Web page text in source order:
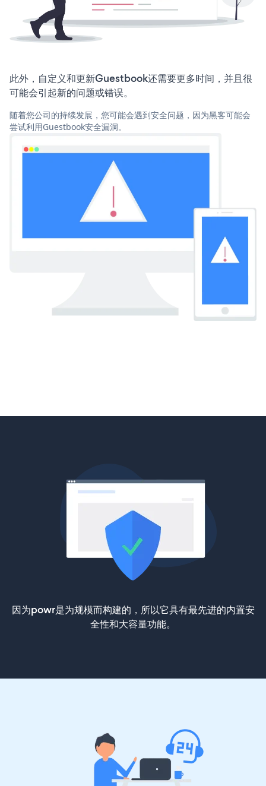
此外，自定义和更新Guestbook还需要更多时间，并且很
可能会引起新的问题或错误。
随着您公司的持续发展，您可能会遇到安全问题，因为黑客可能会
尝试利用Guestbook安全漏洞。
因为powr是为规模而构建的，所以它具有最先进的内置安
全性和大容量功能。